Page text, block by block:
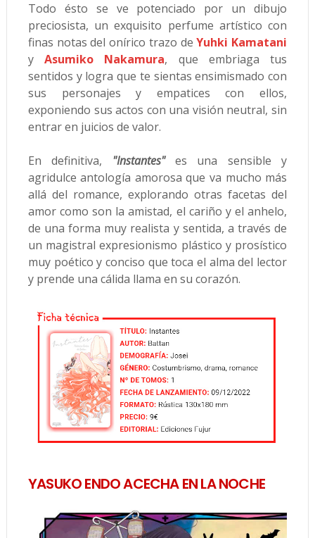
Todo ésto se ve potenciado por un dibujo
preciosista, un exquisito perfume artístico con
finas notas del onírico trazo deYuhki Kamatani
yAsumiko Nakamura, que embriaga tus
sentidos y logra que te sientas ensimismado con
sus personajes y empatices con ellos,
exponiendo sus actos con una visión neutral, sin
entrar en juicios de valor.
En definitiva, "Instantes"es una sensible y
agridulce antología amorosa que va mucho más
allá del romance, explorando otras facetas del
amor como son la amistad, el cariño y el anhelo,
de una forma muy realista y sentida, a través de
un magistral expresionismo plástico y prosístico
muy poético y conciso que toca el alma del lector
y prende una cálida llama en su corazón.
YASUKO ENDO ACECHA EN LA NOCHE